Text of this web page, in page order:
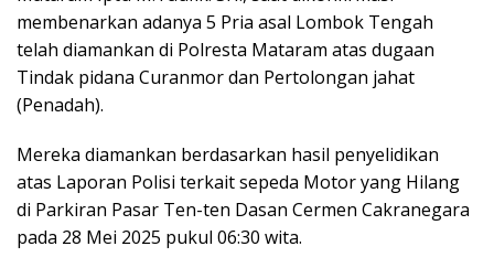
membenarkan adanya 5 Pria asal Lombok Tengah
telah diamankan di Polresta Mataram atas dugaan
Tindak pidana Curanmor dan Pertolongan jahat
(Penadah).
Mereka diamankan berdasarkan hasil penyelidikan
atas Laporan Polisi terkait sepeda Motor yang Hilang
di Parkiran Pasar Ten-ten Dasan Cermen Cakranegara
pada 28 Mei 2025 pukul 06:30 wita.